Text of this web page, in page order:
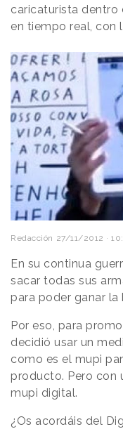
caricaturista dentro
en tiempo real, con
Redacción 27/11/2012 ·
En su continua
sacar todas sus
para poder ganar la
Por eso, para
decidió usar un
como es el mupi
producto. Pero con
mupi digital.
¿Os acordáis del